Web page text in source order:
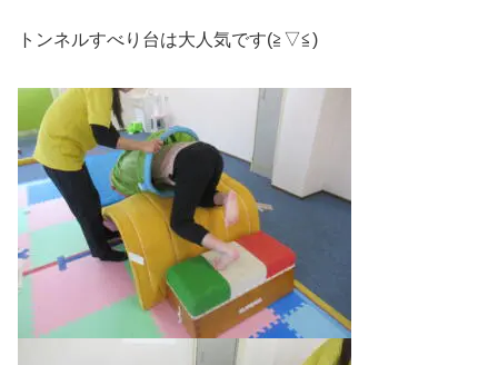
トンネルすべり台は大人気です(≧▽≦)